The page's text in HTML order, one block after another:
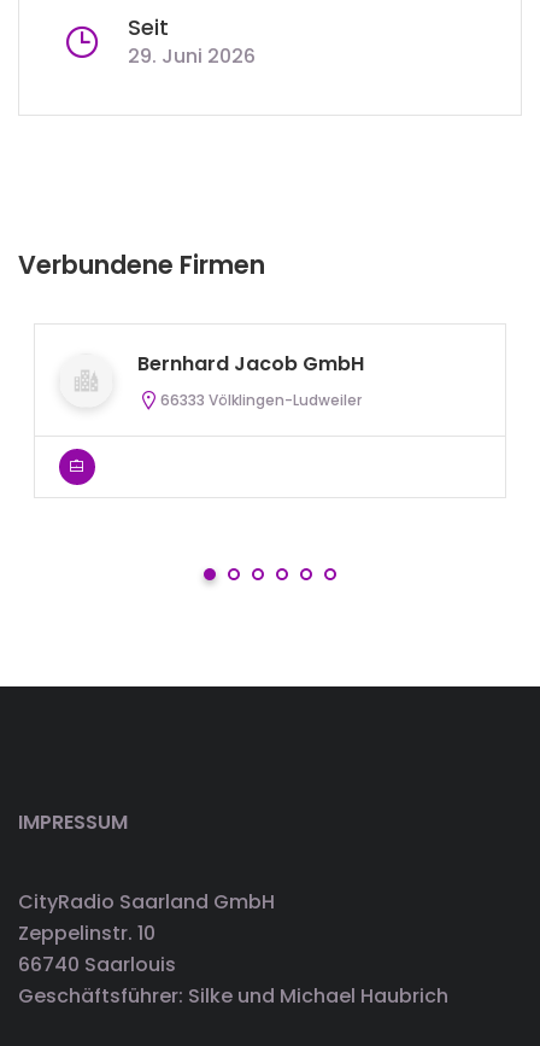
Seit
29. Juni 2026
Verbundene Firmen
Bernhard Jacob GmbH
66333 Völklingen-Ludweiler
IMPRESSUM
CityRadio Saarland GmbH
Zeppelinstr. 10
66740 Saarlouis
Geschäftsführer: Silke und Michael Haubrich